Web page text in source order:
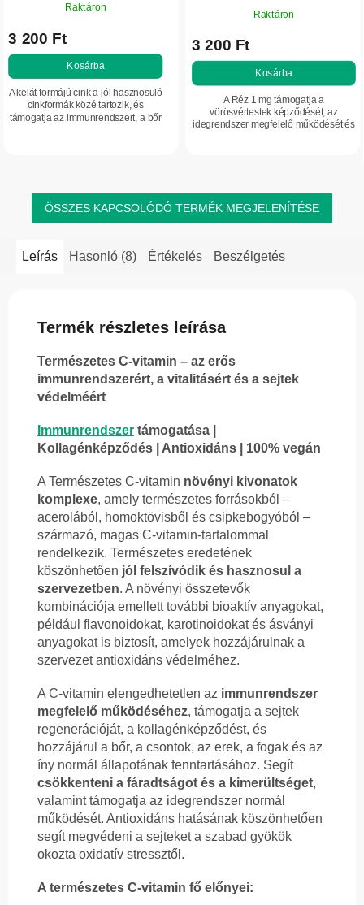
Raktáron
3 200 Ft
Kosárba
A kelát formájú cink a jól hasznosuló
cinkformák közé tartozik, és
támogatja az immunrendszert, a bőr
Raktáron
3 200 Ft
Kosárba
A Réz 1 mg támogatja a
vörösvértestek képződését, az
idegrendszer megfelelő működését és
ÖSSZES KAPCSOLÓDÓ TERMÉK MEGJELENÍTÉSE
Leírás Hasonló (8) Értékelés Beszélgetés
Termék részletes leírása
Természetes C-vitamin – az erős
immunrendszerért, a vitalitásért és a sejtek
védelméért
Immunrendszer támogatása |
Kollagénképződés | Antioxidáns | 100% vegán
A Természetes C-vitamin növényi kivonatok
komplexe, amely természetes forrásokból –
acerolából, homoktövisből és csipkebogyóból –
származó, magas C-vitamin-tartalommal
rendelkezik. Természetes eredetének
köszönhetően jól felszívódik és hasznosul a
szervezetben. A növényi összetevők
kombinációja emellett további bioaktív anyagokat,
például flavonoidokat, karotinoidokat és ásványi
anyagokat is biztosít, amelyek hozzájárulnak a
szervezet antioxidáns védelméhez.
A C-vitamin elengedhetetlen az immunrendszer
megfelelő működéséhez, támogatja a sejtek
regenerációját, a kollagénképződést, és
hozzájárul a bőr, a csontok, az erek, a fogak és az
íny normál állapotának fenntartásához. Segít
csökkenteni a fáradtságot és a kimerültséget,
valamint támogatja az idegrendszer normál
működését. Antioxidáns hatásának köszönhetően
segít megvédeni a sejteket a szabad gyökök
okozta oxidatív stressztől.
A természetes C-vitamin fő előnyei: